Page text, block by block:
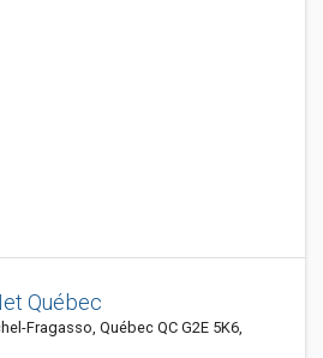
Québec
Fragasso, Québec QC G2E 5K6,